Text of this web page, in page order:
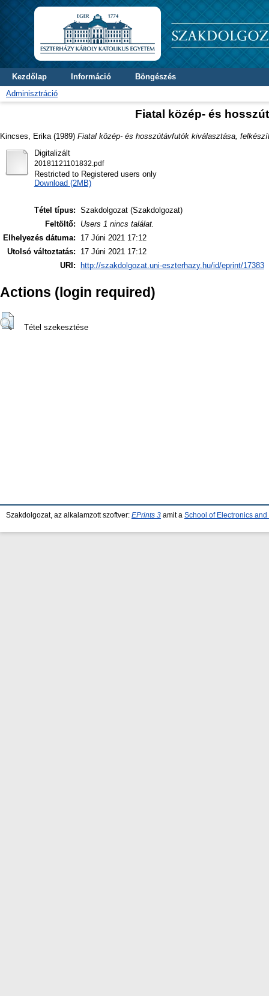
Kezdőlap Információ
Böngészés
Adminisztráció
Fiatal közép- és
Kincses, Erika (1989) Fiatal közép- és hosszútávfutók kiválasztása,
Digitalizált
20181121101832.pdf
Restricted to Registered users only
Download (2MB)
Tétel típus: Szakdolgozat (Szakdolgozat)
Feltöltő:
Users 1 nincs találat.
Elhelyezés dátuma:
17 Júni 2021 17:12
Utolsó változtatás:
17 Júni 2021 17:12
URI:
http://szakdolgozat.uni-eszterhazy.hu/id/eprint/17383
Actions (login required)
Tétel szekesztése
Szakdolgozat, az alkalamzott szoftver: EPrints 3 amit a School of Electronics